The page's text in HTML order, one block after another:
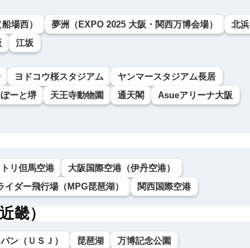
場西） 夢洲（EXPO 2025 大阪・関西万博会場）
北浜
江坂
ヨドコウ桜スタジアム
ヤンマースタジアム長居
ーと堺 天王寺動物園 通天閣
Asueアリーナ大阪
リ但馬空港
大阪国際空港（伊丹空港）
ダー飛行場（MPG琵琶湖） 関西国際空港
畿）
ン（ＵＳＪ） 琵琶湖
万博記念公園